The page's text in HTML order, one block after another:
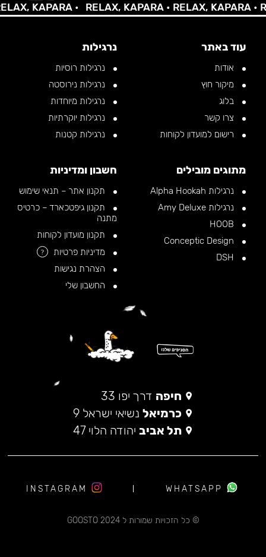
KAPARA • RELAX, KAPARA •RELAX, KAPARA •
עוד באתר
אודות
מיקור חוץ
בלוג
צרו קשר
רישום למועדון לקוחות
נרגילות
נרגילות רוסיות
נרגילות נירוסטה
נרגילות מיוחדות
נרגילות יוקרתיות
נרגילות קטנות
מתוגים מובילים
נרגילות Alpha Hookah
נרגילות Amy Deluxe
חשבון ומדיניות
תקנון אתר – תנאי שימוש
תקנון גיפטכארד – כרטיס
מתנה
תקנון מועדון לקוחות
מדיניות פרטיות
?
הצהרת נגישות
החשבון שלי
חיפה דרך יפו 33
כרמיאל נשיאי ישראל 9
תל אביב יהודה הלוי 47
© כל הזכויות שמורות ל 2024 GOOSTO
WHATSAPP
INSTAGRAM